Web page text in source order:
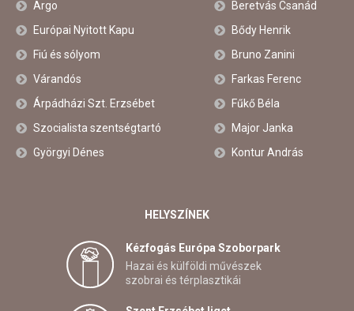
Argo
Európai Nyitott Kapu
Fiú és sólyom
Várandós
Árpádházi Szt. Erzsébet
Szocialista szentségtartó
Györgyi Dénes
Beretvás Csanád
Bődy Henrik
Bruno Zanini
Farkas Ferenc
Fűkő Béla
Major Janka
Kontur András
HELYSZÍNEK
Kézfogás Európa Szoborpark
Hazai és külföldi művészek
szobrai és térplasztikái